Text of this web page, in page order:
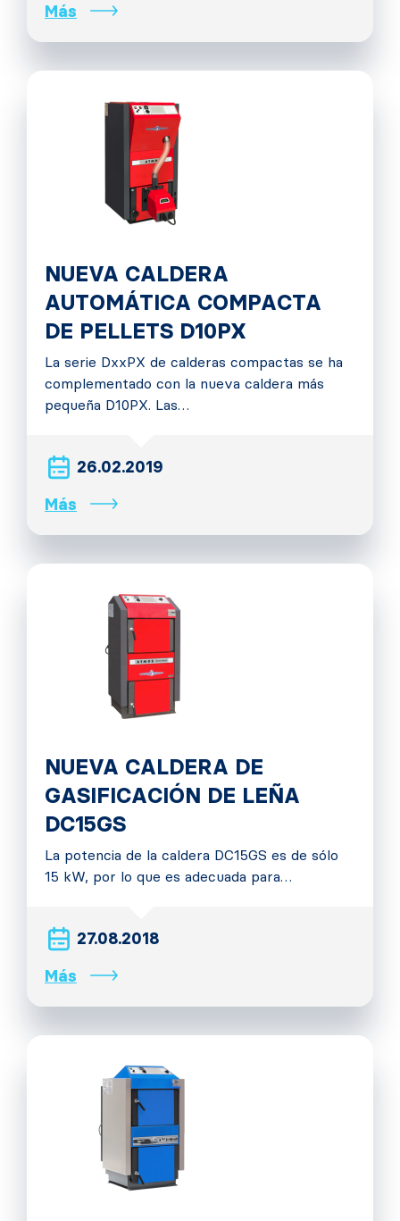
Más
NUEVA CALDERA
AUTOMÁTICA COMPACTA
DE PELLETS D10PX
La serie DxxPX de calderas compactas se ha
complementado con la nueva caldera más
pequeña D10PX. Las…
26.02.2019
Más
NUEVA CALDERA DE
GASIFICACIÓN DE LEÑA
DC15GS
La potencia de la caldera DC15GS es de sólo
15 kW, por lo que es adecuada para…
27.08.2018
Más